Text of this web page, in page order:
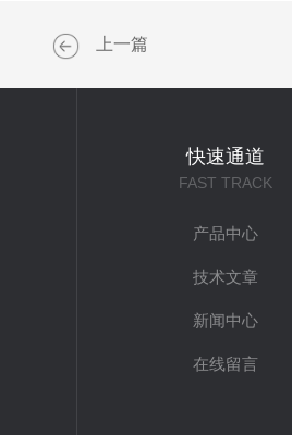
上一篇
快速通道
FAST TRACK
产品中心
技术文章
新闻中心
在线留言